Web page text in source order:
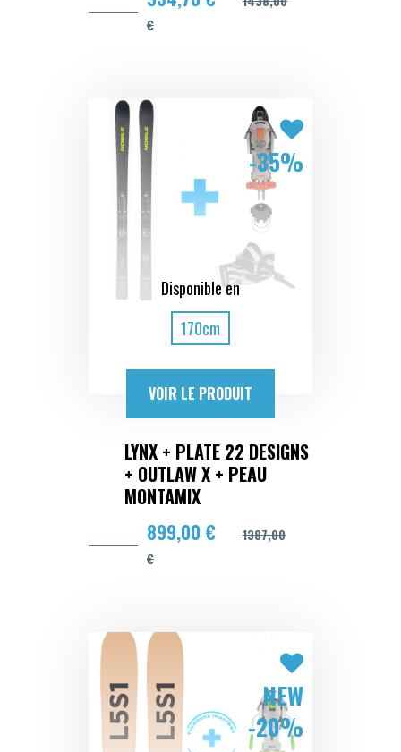
€
Disponible en
170cm
-35%
VOIR LE PRODUIT
LYNX + PLATE 22 DESIGNS
+ OUTLAW X + PEAU
MONTAMIX
899,00 €
1387,00
€
NEW
-20%